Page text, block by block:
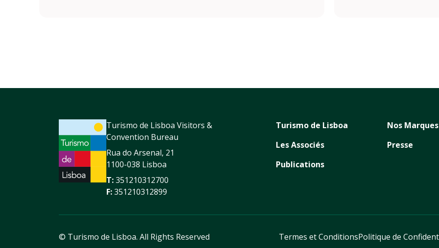
Turismo de Lisboa Visitors &
Convention Bureau
Rua do Arsenal, 21
1100-038 Lisboa
T:351210312700
F:351210312899
Turismo de Lisboa
Les Associés
Publications
Nos Marques
Presse
© Turismo de Lisboa. All Rights Reserved Termes et ConditionsPolitique de